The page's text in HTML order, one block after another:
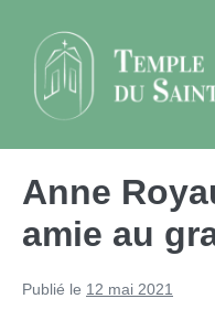
contenu
Anne
amie au
Publié le 12 mai 2021